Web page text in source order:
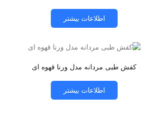
اطلاعات بیشتر
کفش طبی مردانه مدل ورنا قهوه ای
اطلاعات بیشتر